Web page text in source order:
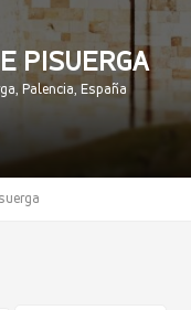
PISUERGA
Palencia, España